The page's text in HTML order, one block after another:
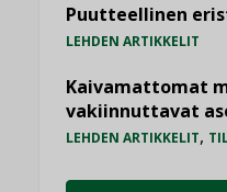
Puutteellinen
LEHDEN ARTIKKELIT
Kaivamattomat
vakiinnuttavat
LEHDEN ARTIKKELIT,